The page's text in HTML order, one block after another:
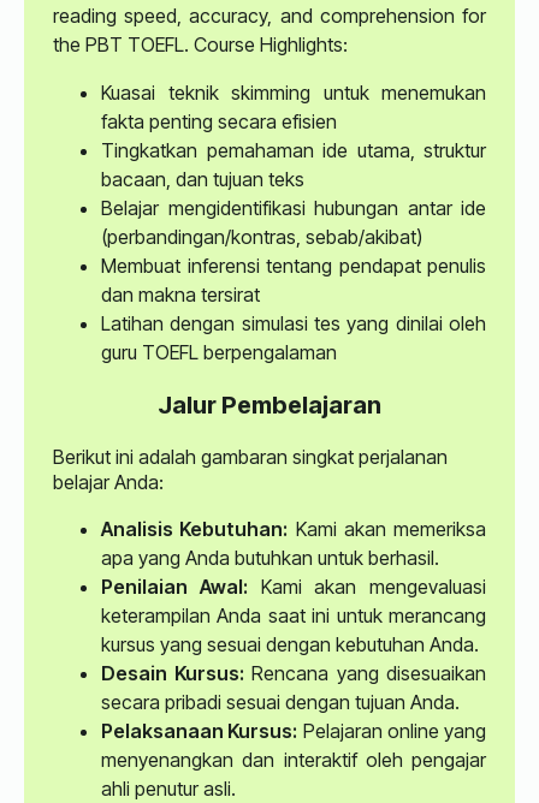
reading speed, accuracy, and comprehension for
the PBT TOEFL. Course Highlights:
Kuasai teknik skimming untuk menemukan
fakta penting secara efisien
Tingkatkan pemahaman ide utama, struktur
bacaan, dan tujuan teks
Belajar mengidentifikasi hubungan antar ide
(perbandingan/kontras, sebab/akibat)
Membuat inferensi tentang pendapat penulis
dan makna tersirat
Latihan dengan simulasi tes yang dinilai oleh
guru TOEFL berpengalaman
Jalur Pembelajaran
Berikut ini adalah gambaran singkat perjalanan
belajar Anda:
Analisis Kebutuhan: Kami akan memeriksa
apa yang Anda butuhkan untuk berhasil.
Penilaian Awal: Kami akan mengevaluasi
keterampilan Anda saat ini untuk merancang
kursus yang sesuai dengan kebutuhan Anda.
Desain Kursus: Rencana yang disesuaikan
secara pribadi sesuai dengan tujuan Anda.
Pelaksanaan Kursus: Pelajaran online yang
menyenangkan dan interaktif oleh pengajar
ahli penutur asli.